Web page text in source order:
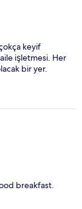
keyif
aile işletmesi. Her
bir yer.
breakfast.